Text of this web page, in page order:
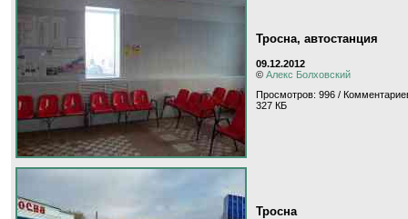
Тросна, автостанция
09.12.2012
© Алекс Болховский
Просмотров: 996 /
327 КБ
Тросна